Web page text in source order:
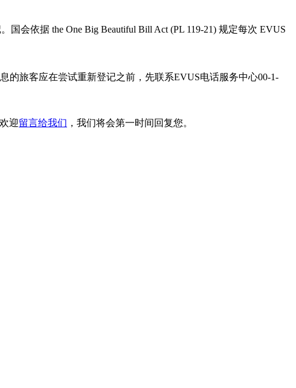
会依据 the One Big Beautiful Bill Act (PL 119-21) 规定每次 EVUS
的旅客应在尝试重新登记之前，先联系EVUS电话服务中心00-1-
迎留言给我们 ，我们将会第一时间回复您。